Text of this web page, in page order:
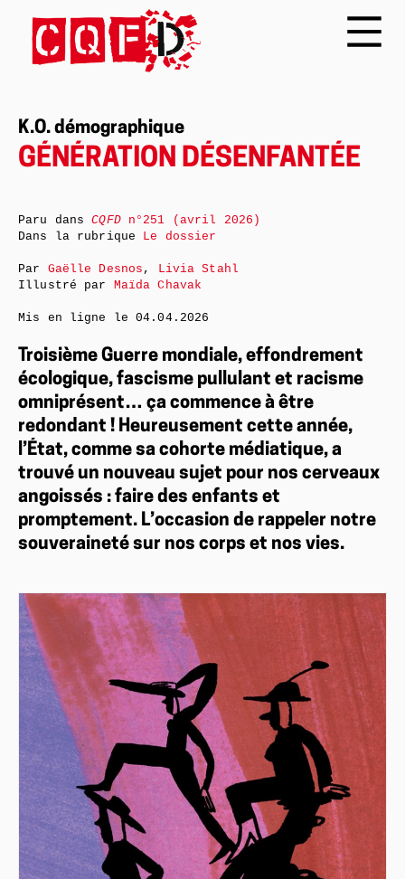
K.O. démographique
GÉNÉRATION DÉSENFANTÉE
Troisième Guerre mondiale, effondrement
écologique, fascisme pullulant et racisme
omniprésent… ça commence à être
redondant ! Heureusement cette année,
l’État, comme sa cohorte médiatique, a
trouvé un nouveau sujet pour nos cerveaux
angoissés : faire des enfants et
promptement. L’occasion de rappeler notre
souveraineté sur nos corps et nos vies.
Paru dansCQFDn°251 (avril 2026)
Dans la rubrique Le dossier
Par Gaëlle Desnos , Livia Stahl
Illustré par Maïda Chavak
Mis en ligne le04.04.2026